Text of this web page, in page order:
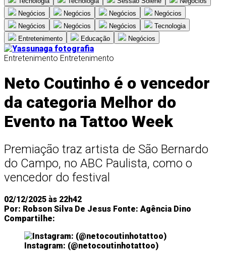
Negócios
Negócios Negócios
Negócios
Negócios
Negócios Negócios
Tecnologia
Entretenimento
Educação Negócios
Entretenimento Entretenimento
Neto Coutinho é o vencedor
da categoria Melhor do
Evento na Tattoo Week
Premiação traz artista de São Bernardo
do Campo, no ABC Paulista, como o
vencedor do festival
02/12/2025 às 22h42
Por: Robson Silva De Jesus Fonte: Agência Dino
Compartilhe:
Instagram: (@netocoutinhotattoo)